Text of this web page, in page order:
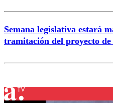
Semana legislativa estará
tramitación del proyecto